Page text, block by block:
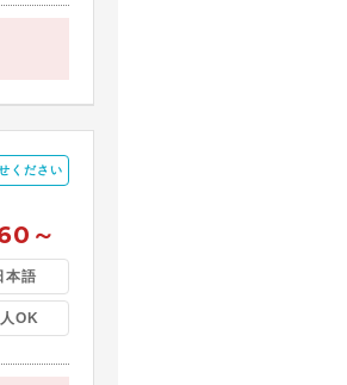
ください
～
本語
OK